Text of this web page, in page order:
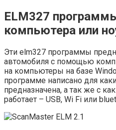
ELM327
компьютера или
Эти elm327 программы
автомобиля с помощью
на компьютеры на базе
программе написано для
предназначена, а так же с
работает – USB, Wi Fi или